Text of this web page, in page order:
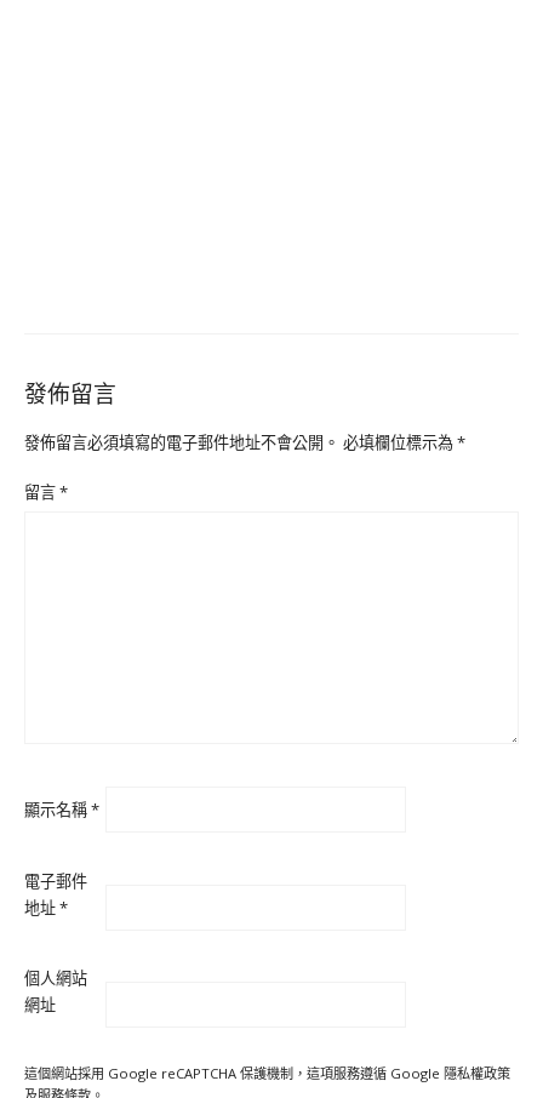
發佈留言
發佈留言必須填寫的電子郵件地址不會公開。 必填欄位標示為*
留言*
顯示名稱*
電子郵件
地址*
個人網站
網址
這個網站採用 Google reCAPTCHA 保護機制，這項服務遵循 Google 隱私權政策